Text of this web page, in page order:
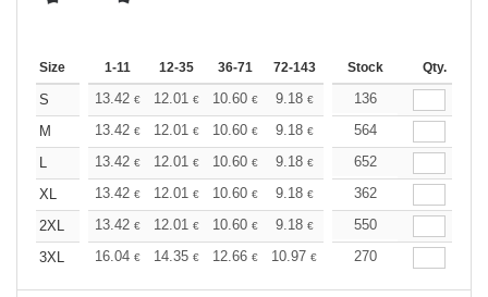
Size 1-11 12-35 36-71 72-143 144-287 288 + More
Stock Qty.
S 13.42 € 12.01 € 10.60 € 9.18 € 8.48€
136
M
13.42 € 12.01 € 10.60 € 9.18 € 8.48€
564
L
13.42 € 12.01 € 10.60 € 9.18 € 8.48€
652
XL
13.42 € 12.01 € 10.60 € 9.18 € 8.48€
362
2XL
13.42 € 12.01 € 10.60 € 9.18 € 8.48€
550
3XL
16.04 € 14.35 € 12.66 € 10.97 € 10.13€
270